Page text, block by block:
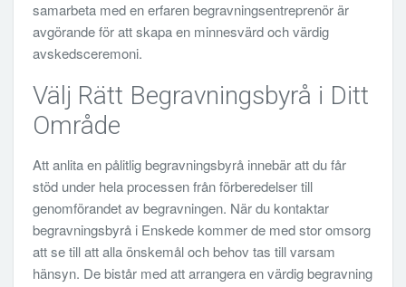
samarbeta med en erfaren begravningsentreprenör är
avgörande för att skapa en minnesvärd och värdig
avskedsceremoni.
Välj Rätt Begravningsbyrå i Ditt
Område
Att anlita en pålitlig begravningsbyrå innebär att du får
stöd under hela processen från förberedelser till
genomförandet av begravningen. När du kontaktar
begravningsbyrå i Enskede kommer de med stor omsorg
att se till att alla önskemål och behov tas till varsam
hänsyn. De bistår med att arrangera en värdig begravning